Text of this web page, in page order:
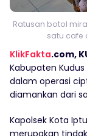
Ratusan botol
satu cafe
KlikFakta.com,
Kabupaten
dalam operasi
diamankan dari
Kapolsek Kota
merupakan